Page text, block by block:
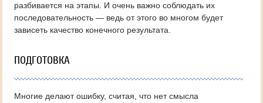
разбивается на этапы. И очень важно соблюдать их
последовательность — ведь от этого во многом будет
зависеть качество конечного результата.
ПОДГОТОВКА
Многие делают ошибку, считая, что нет смысла